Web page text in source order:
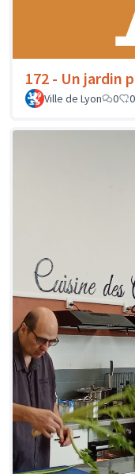
172 - Un jardin
Ville de Lyon
0 0